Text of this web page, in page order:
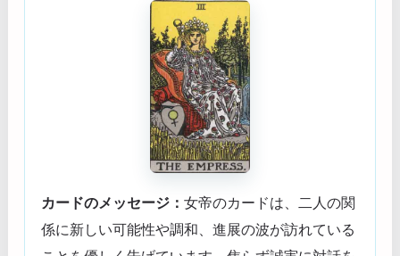
カードのメッセージ： 女帝のカードは、二人の関
係に新しい可能性や調和、進展の波が訪れている